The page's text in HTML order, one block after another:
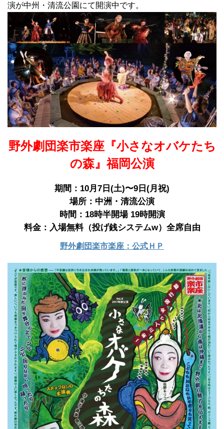
演が中州・清流公園にて開演中です。
野外劇団楽市楽座『小さなオバケたち
の森』福岡公演
期間：10月7日(土)〜9日(月祝)
場所：中洲・清流公演
時間：18時半開場 19時開演
料金：入場無料（投げ銭システムw）全席自由
野外劇団楽市楽座：公式ＨＰ